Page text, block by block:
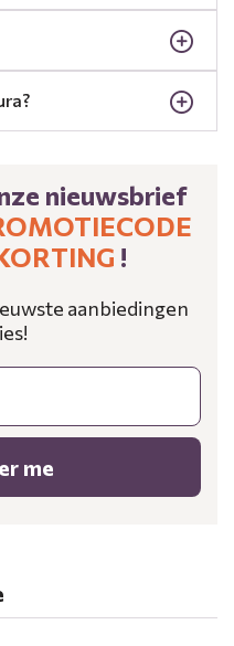
nieuwsbrief
!
aanbiedingen
me